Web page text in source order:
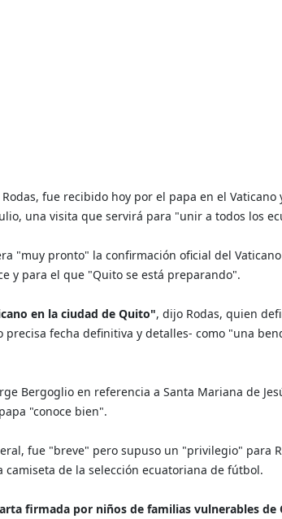
fue recibido hoy por el papa en el Vaticano
una visita que servirá para "unir a todos los
"muy pronto" la confirmación oficial del
y para el que "Quito se está preparando".
en la ciudad de Quito", dijo Rodas, quien
precisa fecha definitiva y detalles- como "una
Bergoglio en referencia a Santa Mariana de
"conoce bien".
fue "breve" pero supuso un "privilegio" para
de la selección ecuatoriana de fútbol.
firmada por niños de familias vulnerables de